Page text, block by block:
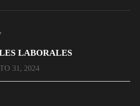
LABORALES
31, 2024